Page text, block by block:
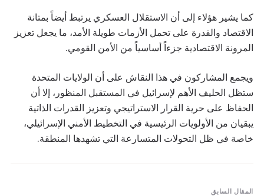
كما يشير هؤلاء إلى أن الاستقلال العسكري يرتبط أيضاً بمتانة
الاقتصاد والقدرة على تحمل الأزمات طويلة الأمد، ما يجعل تعزيز
المرونة الاقتصادية جزءاً أساسياً من الأمن القومي.
ويجمع المشاركون في هذا النقاش على أن الولايات المتحدة
ستظل الحليف الأهم لإسرائيل في المستقبل المنظور، إلا أن
الحفاظ على حرية القرار الاستراتيجي وتعزيز القدرات الذاتية
يبقيان من الأولويات الرئيسية في التخطيط الأمني الإسرائيلي،
خاصة في ظل التحولات المتسارعة التي تشهدها المنطقة.
المقال السابق